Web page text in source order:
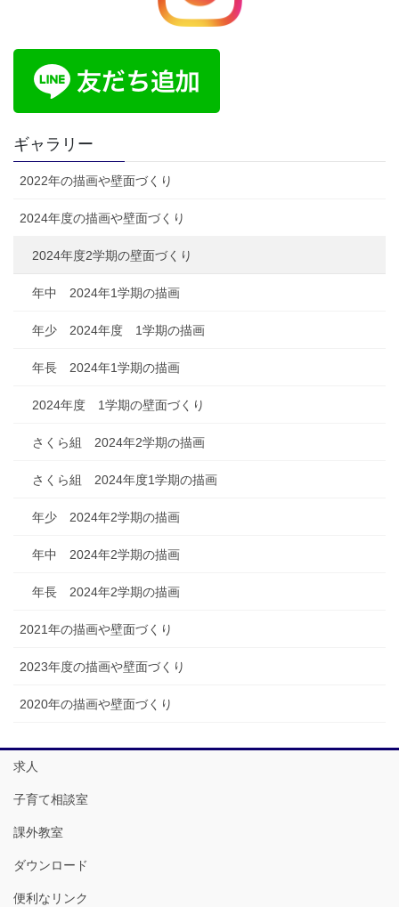
ギャラリー
2022年の描画や壁面づくり
2024年度の描画や壁面づくり
2024年度2学期の壁面づくり
年中 2024年1学期の描画
年少 2024年度 1学期の描画
年長 2024年1学期の描画
2024年度 1学期の壁面づくり
さくら組 2024年2学期の描画
さくら組 2024年度1学期の描画
年少 2024年2学期の描画
年中 2024年2学期の描画
年長 2024年2学期の描画
2021年の描画や壁面づくり
2023年度の描画や壁面づくり
2020年の描画や壁面づくり
求人
子育て相談室
課外教室
ダウンロード
便利なリンク